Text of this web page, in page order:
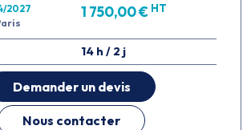
2027 1 750,00 € HT
14 h / 2 j
Demander un devis
Nous contacter